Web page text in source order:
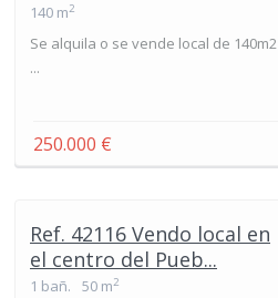
140 m2
Se alquila o se vende local de 140m2
...
250.000 €
Ref. 42116 Vendo local en
el centro del Pueb...
1 bañ. 50 m2